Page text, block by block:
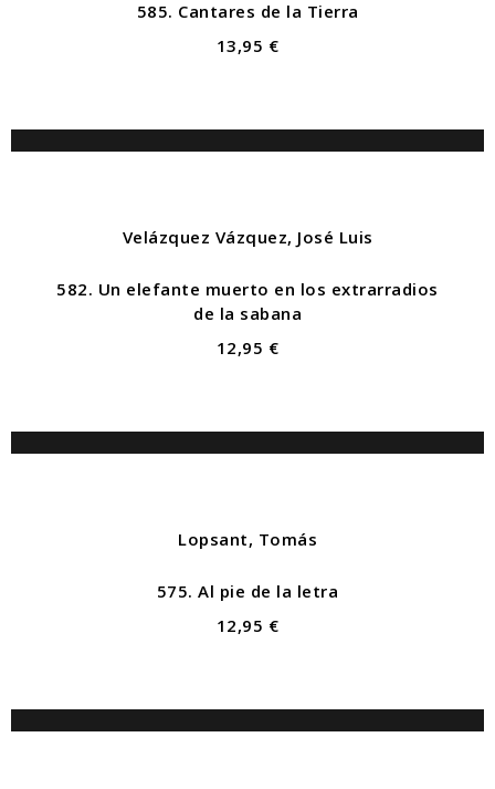
585. Cantares de la Tierra
13,95 €
Velázquez Vázquez, José Luis
582. Un elefante muerto en los extrarradios
de la sabana
12,95 €
Lopsant, Tomás
575. Al pie de la letra
12,95 €